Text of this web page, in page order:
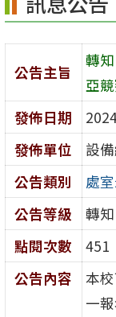
區
公告主旨
轉
亞
發佈日期
發佈單位
設
公告類別
處
公告等級
轉知
點閱次數
451
公告內容
本
一